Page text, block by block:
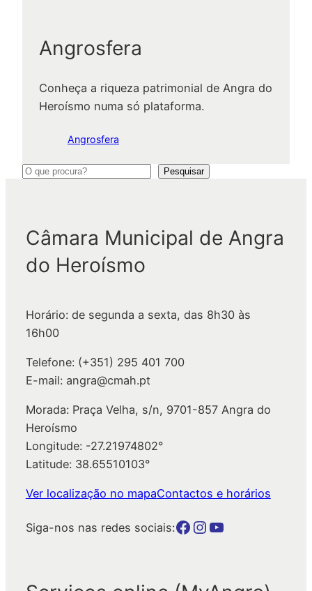
Angrosfera
Conheça a riqueza patrimonial de Angra do
Heroísmo numa só plataforma.
Angrosfera
P
u
Pesquisar
Câmara Municipal de Angra
do Heroísmo
Horário: de segunda a sexta, das 8h30 às
16h00
Telefone: (+351) 295 401 700
E-mail: angra@cmah.pt
Morada: Praça Velha, s/n, 9701-857 Angra do
Heroísmo
Longitude: -27.21974802°
Latitude: 38.65510103°
Ver localização no mapaContactos e horários
Siga-nos nas redes sociais:Botão para a página da autarquia no Facebook Botão para a página da autarquia no Instagram Botão para a página da autarquia no Youtube